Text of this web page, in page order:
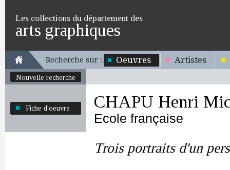
Les collections du département des
arts graphiques
Recherche sur : Oeuvres Artistes
Nouvelle recherche
Fiche d'oeuvre CHAPU Henri
Ecole française
Trois portraits d'un